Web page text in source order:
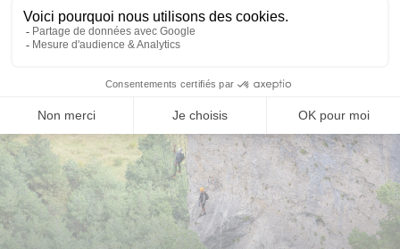
Via Ferrata Roqueprins
Deux parcours (facile et difficile) au choix, sont
proposés : le difficile, volontairement peu équipé, offre
une succession de plaquettes espacées obligeant à de
fréquentes inversions de pied. Ils se rejoignent et une
grande passerelle de 30 mètres s’offre à vous. Un
départ sur la droite puis l’itinéraire contourne le
monolithe central et imposant (commun) pour arriver
au départ du long pont népalais (35 mètres).